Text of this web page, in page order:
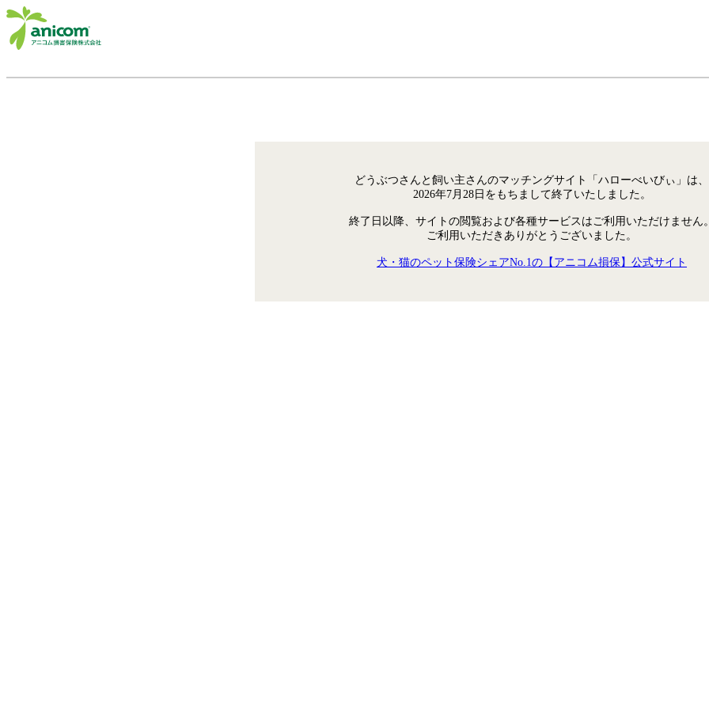
どうぶつさんと飼い主さんのマッチングサイト「ハローべいびぃ」は、
2026年7月28日をもちまして終了いたしました。
終了日以降、サイトの閲覧および各種サービスはご利用いただけません
ご利用いただきありがとうございました。
犬・猫のペット保険シェアNo.1の【アニコム損保】公式サイト